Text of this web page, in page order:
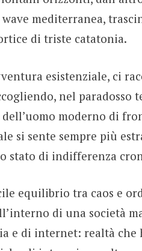
mediterranea,
di triste catatonia.
esistenziale, ci
nel paradosso
moderno di
si sente sempre più
stato di indifferenza
equilibrio tra caos e
di una società
e di internet: realtà che